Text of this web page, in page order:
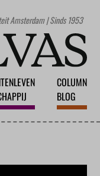
Amsterdam | Sinds 1953
COLUMN
BLOG